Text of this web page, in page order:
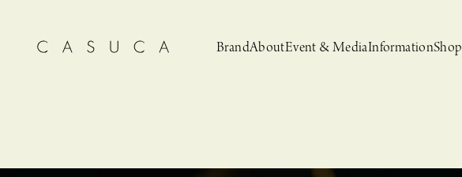
BrandAboutEvent & MediaInformationShop